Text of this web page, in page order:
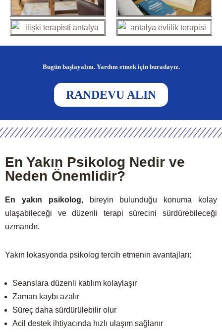
Bugün başlayalım. Yardım etmek için buradayız.
RANDEVU ALIN
En Yakın Psikolog Nedir ve
Neden Önemlidir?
En yakın psikolog, bireyin bulunduğu konuma kolay
ulaşabileceği ve düzenli terapi sürecini sürdürebileceği
uzmandır.
Yakın lokasyonda psikolog tercih etmenin avantajları:
Seanslara düzenli katılım kolaylaşır
Zaman kaybı azalır
Süreç daha sürdürülebilir olur
Acil destek ihtiyacında hızlı ulaşım sağlanır